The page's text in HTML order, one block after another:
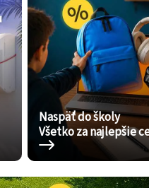
Naspäť do školy
Všetko za najlepšie